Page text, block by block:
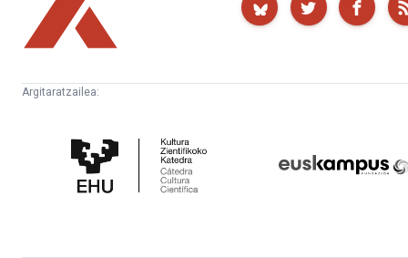
Argitaratzailea:
Zientifikoko
Katedra